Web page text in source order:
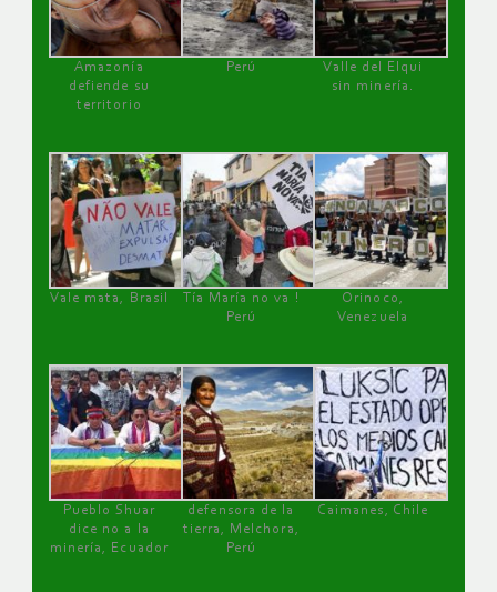
Amazonía
defiende su
territorio
Perú
Valle del Elqui
sin minería.
Vale mata, Brasil
Tía María no va !
Perú
Orinoco,
Venezuela
Pueblo Shuar
dice no a la
minería, Ecuador
defensora de la
tierra, Melchora,
Perú
Caimanes, Chile